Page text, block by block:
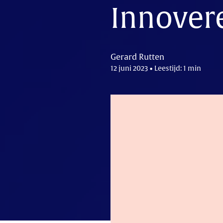
Gerard Rutten
12 juni 2023 • Leestijd: 1 min